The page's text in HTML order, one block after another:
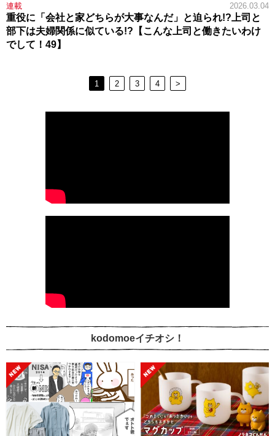
連載 2026.03.04
重役に「会社と家どちらが大事なんだ」と迫られ!?上司と
部下は夫婦関係に似ている!?【こんな上司と働きたいわけ
でして！49】
1 2 3 4 >
kodomoeイチオシ！